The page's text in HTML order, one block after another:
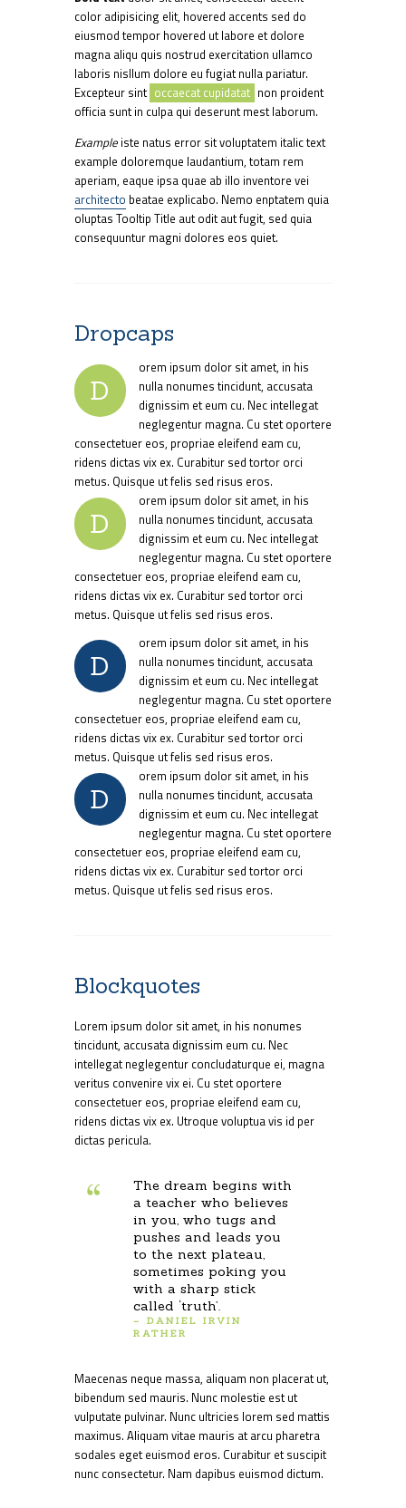
color adipisicing elit, hovered accents sed do
eiusmod tempor hovered ut labore et dolore
magna aliqu quis nostrud exercitation ullamco
laboris nisllum dolore eu fugiat nulla pariatur.
Excepteur sint occaecat cupidatat non proident
officia sunt in culpa qui deserunt mest laborum.
Exampleiste natus error sit voluptatem italic text
example doloremque laudantium, totam rem
aperiam, eaque ipsa quae ab illo inventore vei
architecto beatae explicabo. Nemo enptatem quia
oluptas Tooltip Title aut odit aut fugit, sed quia
consequuntur magni dolores eos quiet.
Dropcaps
D
orem ipsum dolor sit amet, in his
nulla nonumes tincidunt, accusata
dignissim et eum cu. Nec intellegat
neglegentur magna. Cu stet oportere
consectetuer eos, propriae eleifend eam cu,
ridens dictas vix ex. Curabitur sed tortor orci
metus. Quisque ut felis sed risus eros.
D
orem ipsum dolor sit amet, in his
nulla nonumes tincidunt, accusata
dignissim et eum cu. Nec intellegat
neglegentur magna. Cu stet oportere
consectetuer eos, propriae eleifend eam cu,
ridens dictas vix ex. Curabitur sed tortor orci
metus. Quisque ut felis sed risus eros.
D
orem ipsum dolor sit amet, in his
nulla nonumes tincidunt, accusata
dignissim et eum cu. Nec intellegat
neglegentur magna. Cu stet oportere
consectetuer eos, propriae eleifend eam cu,
ridens dictas vix ex. Curabitur sed tortor orci
metus. Quisque ut felis sed risus eros.
D
orem ipsum dolor sit amet, in his
nulla nonumes tincidunt, accusata
dignissim et eum cu. Nec intellegat
neglegentur magna. Cu stet oportere
consectetuer eos, propriae eleifend eam cu,
ridens dictas vix ex. Curabitur sed tortor orci
metus. Quisque ut felis sed risus eros.
Blockquotes
Lorem ipsum dolor sit amet, in his nonumes
tincidunt, accusata dignissim eum cu. Nec
intellegat neglegentur concludaturque ei, magna
veritus convenire vix ei. Cu stet oportere
consectetuer eos, propriae eleifend eam cu,
ridens dictas vix ex. Utroque voluptua vis id per
dictas pericula.
The dream begins with
a teacher who believes
in you, who tugs and
pushes and leads you
to the next plateau,
sometimes poking you
with a sharp stick
called ‘truth’.
– DANIEL IRVIN
RATHER
Maecenas neque massa, aliquam non placerat ut,
bibendum sed mauris. Nunc molestie est ut
vulputate pulvinar. Nunc ultricies lorem sed mattis
maximus. Aliquam vitae mauris at arcu pharetra
sodales eget euismod eros. Curabitur et suscipit
nunc consectetur. Nam dapibus euismod dictum.